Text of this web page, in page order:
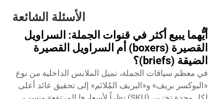
الأسئلة الشائعة
أيُّهما يبيع أكثر في قنوات الجملة: السراويل
القصيرة (boxers) أم السراويل القصيرة
الضيقة (briefs)؟
في معظم سياقات الجملة، تميل الملابس الداخلية من نوع
«البوكسر بريف» و«البريف المُلائم» إلى تحقيق عائد أعلى